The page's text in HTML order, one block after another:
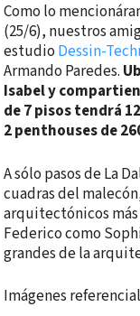
Como lo
(25/6), nuestros
estudio Dessin-
Armando Paredes.
Isabel y
de 7 pisos tendrá
2 penthouses de
A sólo pasos de La
cuadras del
arquitectónicos
Federico como
grandes de la
Imágenes